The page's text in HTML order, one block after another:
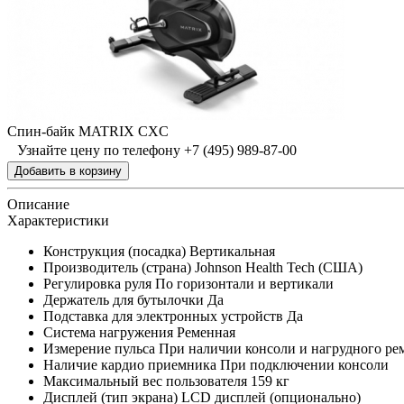
Спин-байк MATRIX CXC
Узнайте цену по телефону +7 (495) 989-87-00
Описание
Характеристики
Конструкция (посадка) Вертикальная
Производитель (страна) Johnson Health Tech (США)
Регулировка руля По горизонтали и вертикали
Держатель для бутылочки Да
Подставка для электронных устройств Да
Система нагружения Ременная
Измерение пульса При наличии консоли и нагрудного
Наличие кардио приемника При подключении консоли
Максимальный вес пользователя 159 кг
Дисплей (тип экрана) LCD дисплей (опционально)